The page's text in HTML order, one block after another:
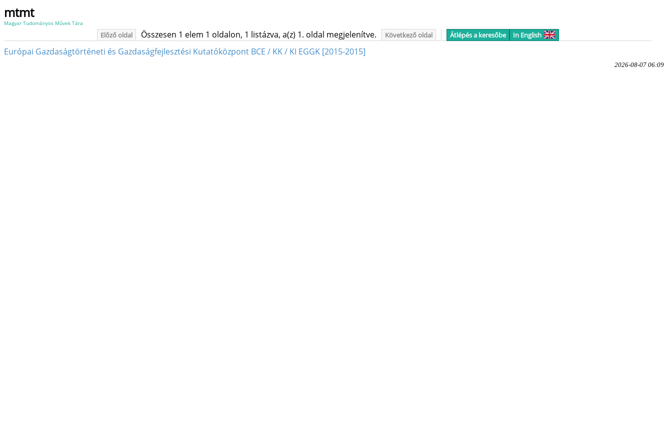
mtmt
Magyar Tudományos Művek Tára
Előző oldal Összesen 1 elem 1 oldalon, 1 listázva, a(z) 1. oldal megjelenítve. Következő oldal Átlépés a keresőbe In English
Európai Gazdaságtörténeti és Gazdaságfejlesztési Kutatóközpont BCE / KK / KI EGGK [2015-2015]
2026-08-07 06:09